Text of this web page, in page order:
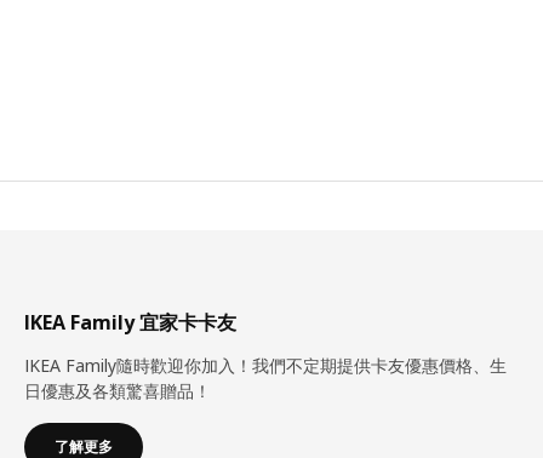
IKEA Family 宜家卡卡友
IKEA Family隨時歡迎你加入！我們不定期提供卡友優惠價格、生
日優惠及各類驚喜贈品！
了解更多